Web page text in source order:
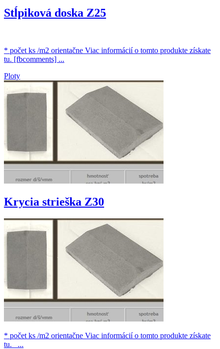
Stĺpiková doska Z25
* počet ks /m2 orientačne Viac informácií o tomto produkte získate
tu. [fbcomments] ...
Ploty
Krycia strieška Z30
* počet ks /m2 orientačne Viac informácií o tomto produkte získate
tu. ...